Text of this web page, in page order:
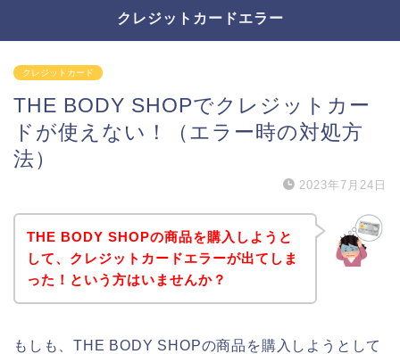
クレジットカードエラー
クレジットカード
THE BODY SHOPでクレジットカー
ドが使えない！（エラー時の対処方
法）
2023年7月24日
THE BODY SHOPの商品を購入しようと
して、クレジットカードエラーが出てしま
った！という方はいませんか？
もしも、THE BODY SHOPの商品を購入しようとして